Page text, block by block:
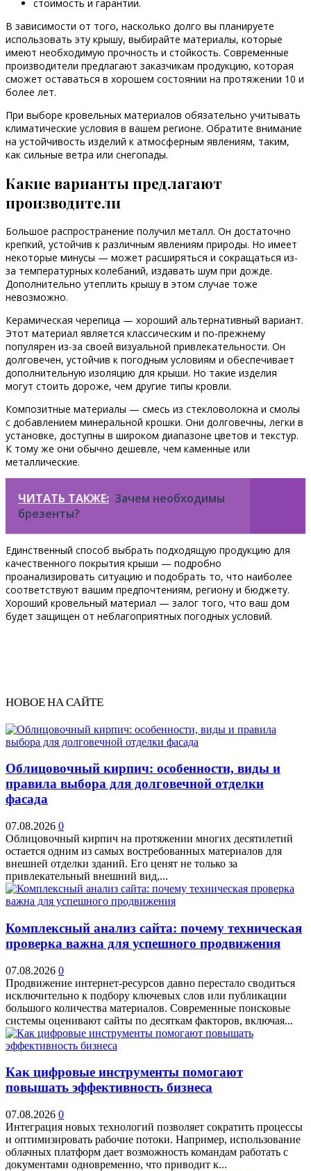
стоимость и гарантии.
В зависимости от того, насколько долго вы планируете
использовать эту крышу, выбирайте материалы, которые
имеют необходимую прочность и стойкость. Современные
производители предлагают заказчикам продукцию, которая
сможет оставаться в хорошем состоянии на протяжении 10 и
более лет.
При выборе кровельных материалов обязательно учитывать
климатические условия в вашем регионе. Обратите внимание
на устойчивость изделий к атмосферным явлениям, таким,
как сильные ветра или снегопады.
Какие варианты предлагают
производители
Большое распространение получил металл. Он достаточно
крепкий, устойчив к различным явлениям природы. Но имеет
некоторые минусы — может расширяться и сокращаться из-
за температурных колебаний, издавать шум при дожде.
Дополнительно утеплить крышу в этом случае тоже
невозможно.
Керамическая черепица — хороший альтернативный вариант.
Этот материал является классическим и по-прежнему
популярен из-за своей визуальной привлекательности. Он
долговечен, устойчив к погодным условиям и обеспечивает
дополнительную изоляцию для крыши. Но такие изделия
могут стоить дороже, чем другие типы кровли.
Композитные материалы — смесь из стекловолокна и смолы
с добавлением минеральной крошки. Они долговечны, легки в
установке, доступны в широком диапазоне цветов и текстур.
К тому же они обычно дешевле, чем каменные или
металлические.
ЧИТАТЬ ТАКЖЕ: Зачем необходимы
брезенты?
Единственный способ выбрать подходящую продукцию для
качественного покрытия крыши — подробно
проанализировать ситуацию и подобрать то, что наиболее
соответствуют вашим предпочтениям, региону и бюджету.
Хороший кровельный материал — залог того, что ваш дом
будет защищен от неблагоприятных погодных условий.
НОВОЕ НА САЙТЕ
Облицовочный кирпич: особенности, виды и
правила выбора для долговечной отделки
фасада
07.08.2026 0
Облицовочный кирпич на протяжении многих десятилетий
остается одним из самых востребованных материалов для
внешней отделки зданий. Его ценят не только за
привлекательный внешний вид,...
Комплексный анализ сайта: почему техническая
проверка важна для успешного продвижения
07.08.2026 0
Продвижение интернет-ресурсов давно перестало сводиться
исключительно к подбору ключевых слов или публикации
большого количества материалов. Современные поисковые
системы оценивают сайты по десяткам факторов, включая...
Как цифровые инструменты помогают
повышать эффективность бизнеса
07.08.2026 0
Интеграция новых технологий позволяет сократить процессы
и оптимизировать рабочие потоки. Например, использование
облачных платформ дает возможность командам работать с
документами одновременно, что приводит к...